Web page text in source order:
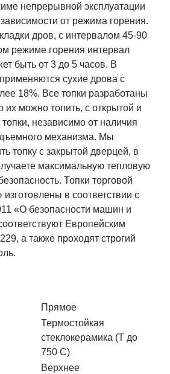
непрерывной эксплуатации
от режима горения.
дров, с интервалом 45-90
режиме горения интервал
быть от 3 до 5 часов. В
сухие дрова с
18%. Все топки разработаны
их можно топить, с открытой и
независимо от наличия
механизма. Мы
топку с закрытой дверцей, в
максимальную тепловую
Топки торговой
в соответствии с
«О безопасности машин и
Европейским
а также проходят строгий
Прямое
Термостойкая
стеклокерамика (Т до
750 С)
Верхнее